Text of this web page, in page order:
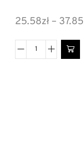
25.58zł – 37.85